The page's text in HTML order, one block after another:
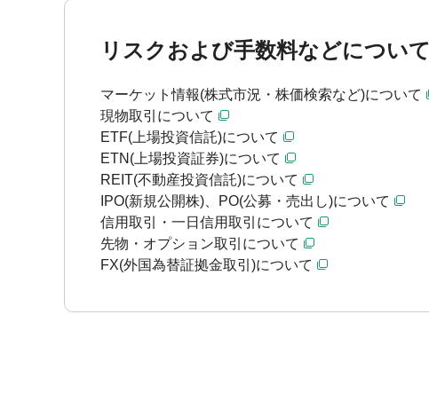
リスクおよび手数料などについて
マーケット情報(株式市況・株価検索など)について
現物取引について
ETF(上場投資信託)について
ETN(上場投資証券)について
REIT(不動産投資信託)について
IPO(新規公開株)、PO(公募・売出し)について
信用取引・一日信用取引について
先物・オプション取引について
FX(外国為替証拠金取引)について